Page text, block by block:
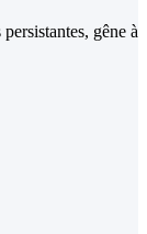
gêne à